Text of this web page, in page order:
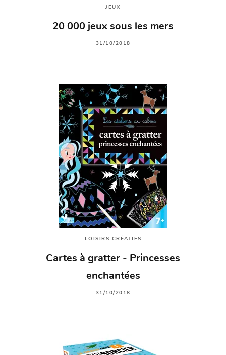
JEUX
20 000 jeux sous les mers
31/10/2018
LOISIRS CRÉATIFS
Cartes à gratter - Princesses
enchantées
31/10/2018